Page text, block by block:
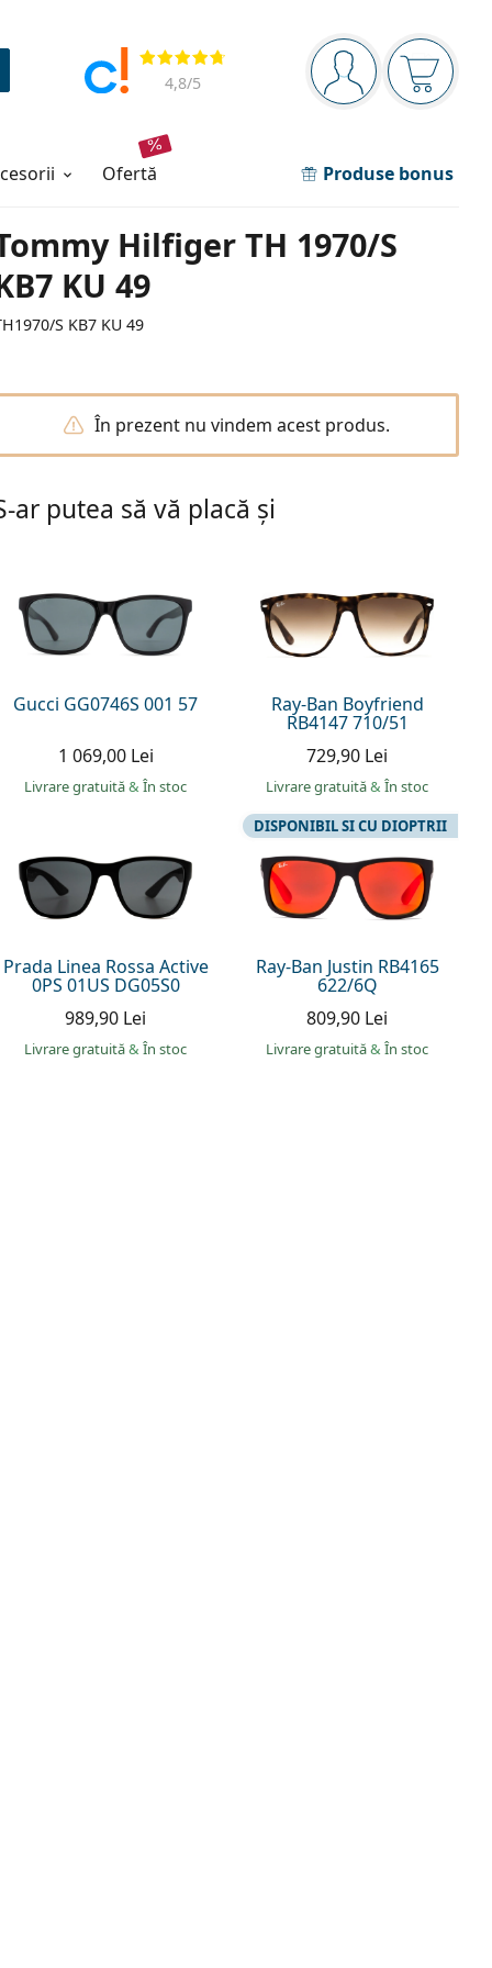
Panou de navigare
Sunteți logat
Coșul
Opinii
4,8/5
ofertă Produse bonus
Hilfiger TH 1970/S
KU 49
S KB7 KU 49
În prezent nu vindem acest produs.
ar putea să vă placă și
Gucci GG0746S 001 57
1 069,00 Lei
Livrare gratuită& În stoc
Ray-Ban Boyfriend
RB4147 710/51
729,90 Lei
Livrare gratuită& În stoc
Prada Linea Rossa Active
0PS 01US DG05S0
989,90 Lei
Livrare gratuită& În stoc
Ray-Ban Justin RB4165
622/6Q
DISPONIBIL SI CU DIOPTRII
809,90 Lei
Livrare gratuită& În stoc